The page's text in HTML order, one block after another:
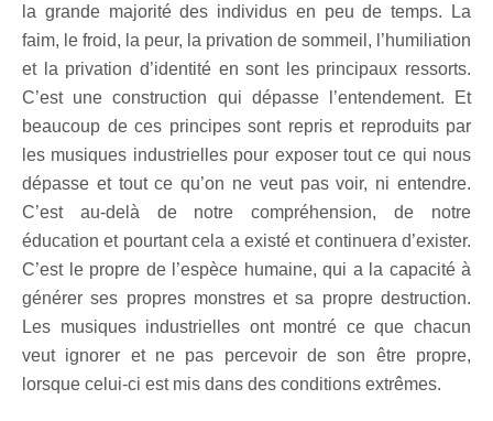
la grande majorité des individus en peu de temps. La
faim, le froid, la peur, la privation de sommeil, l’humiliation
et la privation d’identité en sont les principaux ressorts.
C’est une construction qui dépasse l’entendement. Et
beaucoup de ces principes sont repris et reproduits par
les musiques industrielles pour exposer tout ce qui nous
dépasse et tout ce qu’on ne veut pas voir, ni entendre.
C’est au-delà de notre compréhension, de notre
éducation et pourtant cela a existé et continuera d’exister.
C’est le propre de l’espèce humaine, qui a la capacité à
générer ses propres monstres et sa propre destruction.
Les musiques industrielles ont montré ce que chacun
veut ignorer et ne pas percevoir de son être propre,
lorsque celui-ci est mis dans des conditions extrêmes.